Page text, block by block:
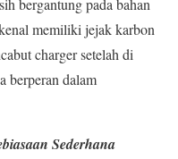
memiliki jejak karbon
charger setelah di
berperan dalam
Sederhana